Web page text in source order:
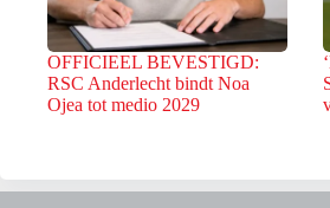
OFFICIEEL BEVESTIGD:
RSC Anderlecht bindt Noa
Ojea tot medio 2029